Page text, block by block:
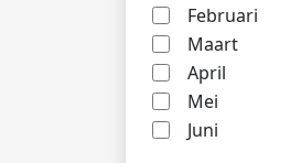
Februari
Maart
April
Mei
Juni